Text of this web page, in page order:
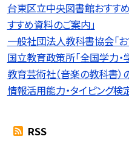
台東区立中央図書館おすす
すすめ資料のご案内」
一般社団法人教科書協会「お
国立教育政策所「全国学力
教育芸術社（音楽の教科書）
情報活用能力・タイピング検
RSS